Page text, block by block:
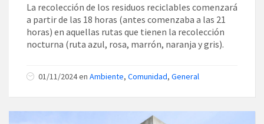
La recolección de los residuos reciclables comenzará
a partir de las 18 horas (antes comenzaba a las 21
horas) en aquellas rutas que tienen la recolección
nocturna (ruta azul, rosa, marrón, naranja y gris).
01/11/2024en Ambiente, Comunidad, General